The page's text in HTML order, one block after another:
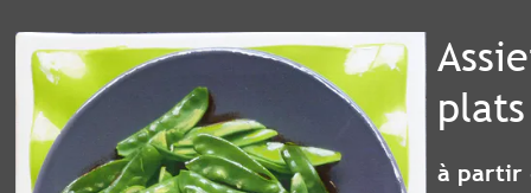
plats
à partir